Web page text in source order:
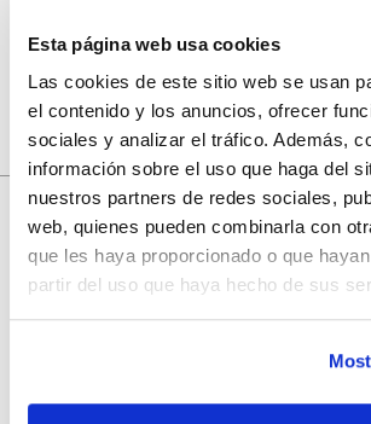
Esta página web usa cookies
Las cookies de este sitio web se usan
el contenido y los anuncios, ofrecer
sociales y analizar el tráfico. Además,
información sobre el uso que haga del
nuestros partners de redes sociales,
web, quienes pueden combinarla con
que les haya proporcionado o que
partir del uso que haya hecho de sus
10% de
con tu primera